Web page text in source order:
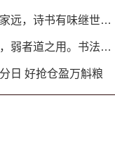
和善无声传家远，诗书有味继世长。隶书书法欣赏 治家格言楹联
反者道之动，弱者道之用。书法作品 道德经名句
日 好抢仓盈万斛粮